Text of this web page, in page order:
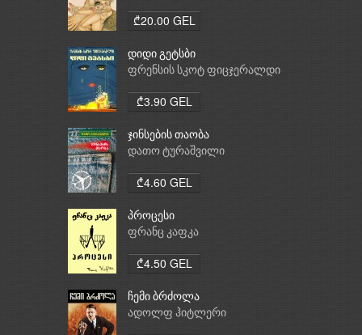
₾20.00 GEL
დიდი გეტსბი
ფრენსის სკოტ ფიცჯერალდი
₾3.90 GEL
ჯინსების თაობა
დათო ტურაშვილი
₾4.60 GEL
პროცესი
ფრანც კაფკა
₾4.50 GEL
ჩემი ბრძოლა
ადოლფ ჰიტლერი